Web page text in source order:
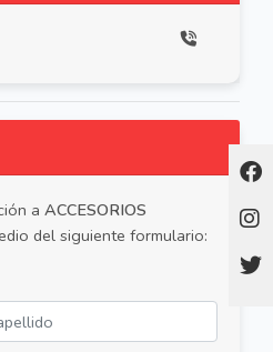
a ACCESORIOS
del siguiente formulario: